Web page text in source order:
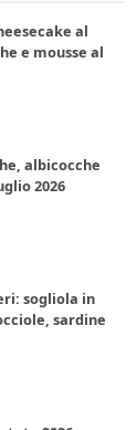
al
e mousse al
albicocche
2026
sogliola in
sardine